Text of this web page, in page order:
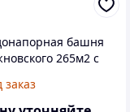
башня
265м2 с
заказ